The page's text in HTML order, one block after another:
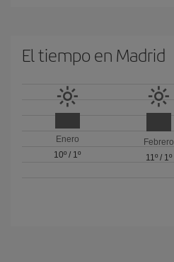
El tiempo en Madrid
Enero
10º / 1º
Febrero
11º/ 1º